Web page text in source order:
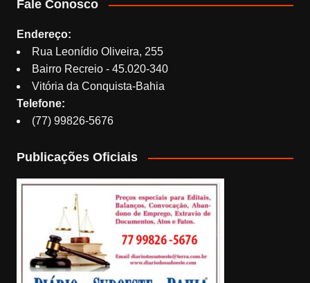
Fale Conosco
Endereço:
Rua Leonídio Oliveira, 255
Bairro Recreio - 45.020-340
Vitória da Conquista-Bahia
Telefone:
(77) 99826-5676
Publicações Oficiais